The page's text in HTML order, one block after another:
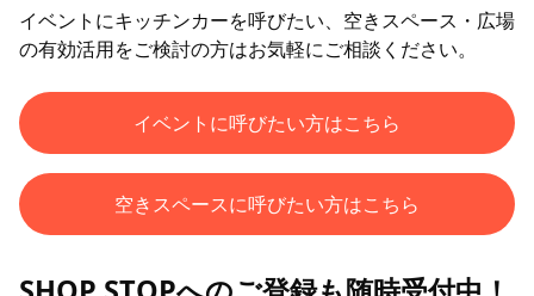
イベントにキッチンカーを呼びたい、空きスペース・広場
の有効活用をご検討の方はお気軽にご相談ください。
イベントに呼びたい方はこちら
空きスペースに呼びたい方はこちら